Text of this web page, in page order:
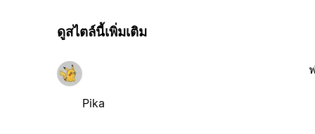
ดูสไตล์นี้เพิ่มเติม
Pika